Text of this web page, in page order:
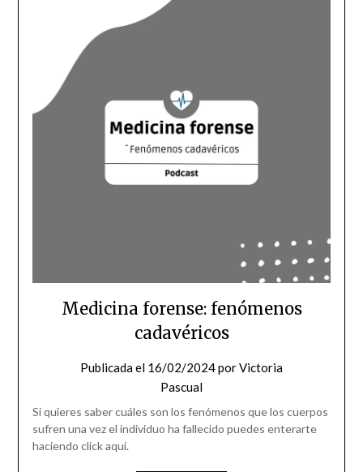
Medicina forense: fenómenos
cadavéricos
Publicada el 16/02/2024porVictoria
Pascual
Si quieres saber cuáles son los fenómenos que los cuerpos
sufren una vez el individuo ha fallecido puedes enterarte
haciendo click aquí.